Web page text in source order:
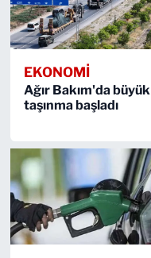
EKONOMİ
Ağır Bakım'da büyük
taşınma başladı